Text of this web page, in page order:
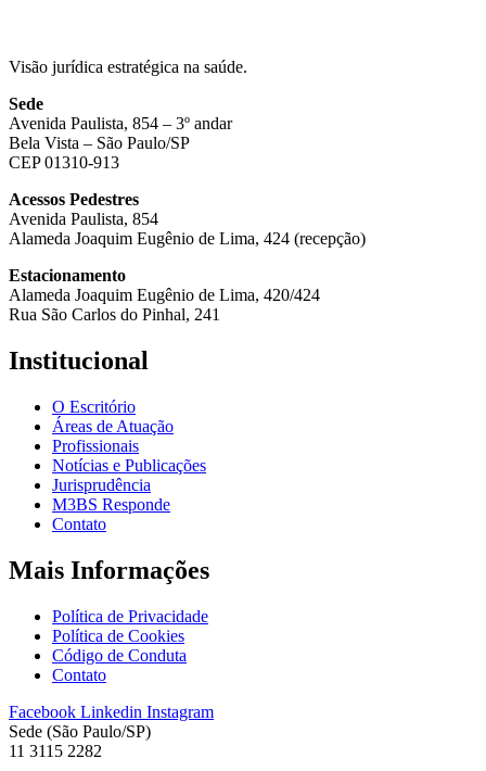
Visão jurídica estratégica na saúde.
Sede
Avenida Paulista, 854 – 3º andar
Bela Vista – São Paulo/SP
CEP 01310-913
Acessos Pedestres
Avenida Paulista, 854
Alameda Joaquim Eugênio de Lima, 424 (recepção)
Estacionamento
Alameda Joaquim Eugênio de Lima, 420/424
Rua São Carlos do Pinhal, 241
Institucional
O Escritório
Áreas de Atuação
Profissionais
Notícias e Publicações
Jurisprudência
M3BS Responde
Contato
Mais Informações
Política de Privacidade
Política de Cookies
Código de Conduta
Contato
Facebook Linkedin Instagram
Sede (São Paulo/SP)
11 3115 2282